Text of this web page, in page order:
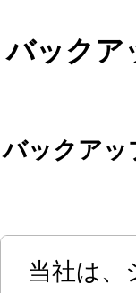
バックア
バックアッ
当社は、